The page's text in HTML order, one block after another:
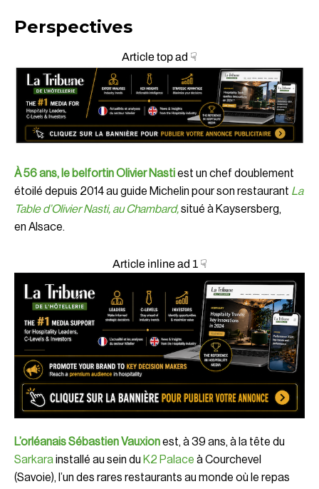
Perspectives
Article top ad ☟
À 56 ans, le belfortin Olivier Nastiest un chef doublement
étoilé depuis 2014 au guide Michelin pour son restaurant La
Table d’Olivier Nasti, au Chambard,situé à Kaysersberg,
en Alsace.
Article inline ad 1 ☟
L’orléanais Sébastien Vauxionest, à 39 ans, à la tête du
Sarkarainstallé au sein du K2 Palace à Courchevel
(Savoie), l’un des rares restaurants au monde où le repas